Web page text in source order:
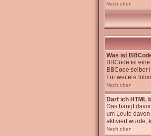
Nach oben
Was ist
BBCode ist
BBCode selber
Für weitere
Nach oben
Darf ich HTML
Das hängt
um Leute
aktiviert wurde,
Nach oben